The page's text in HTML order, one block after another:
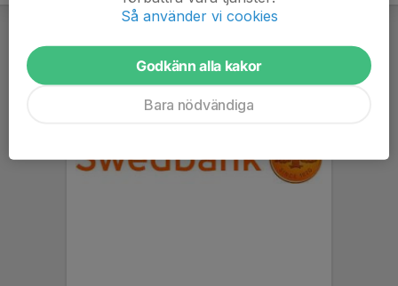
Så använder vi cookies
Godkänn alla kakor
Bara nödvändiga